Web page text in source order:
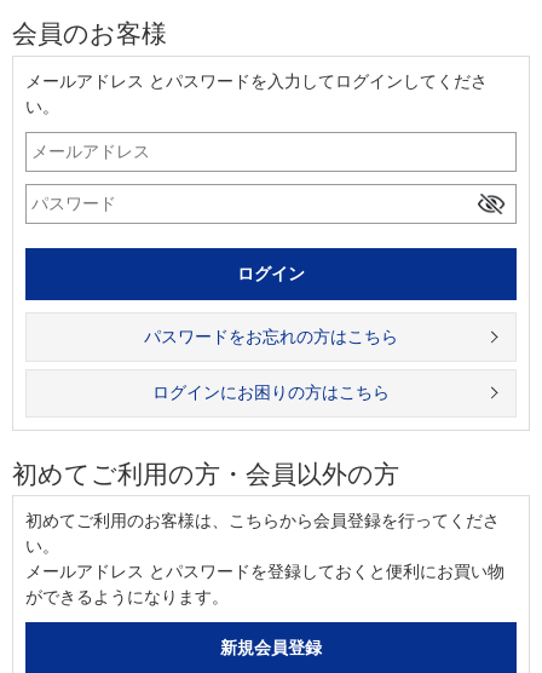
会員のお客様
メールアドレス とパスワードを入力してログインしてくださ
い。
パスワードをお忘れの方はこちら
ログインにお困りの方はこちら
初めてご利用の方・会員以外の方
初めてご利用のお客様は、こちらから会員登録を行ってくださ
い。
メールアドレス とパスワードを登録しておくと便利にお買い物
ができるようになります。